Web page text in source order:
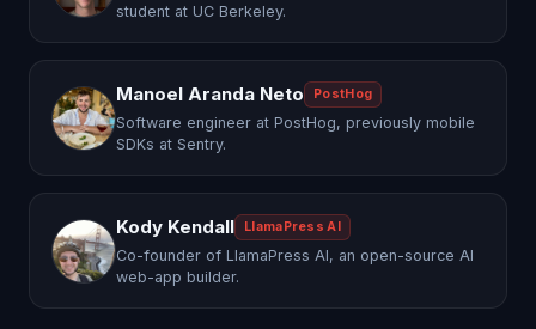
student at UC Berkeley.
Manoel Aranda Neto PostHog
Software engineer at PostHog, previously mobile
SDKs at Sentry.
Kody Kendall LlamaPress AI
Co-founder of LlamaPress AI, an open-source AI
web-app builder.